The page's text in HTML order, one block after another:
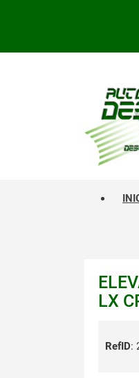
LX
RefID: